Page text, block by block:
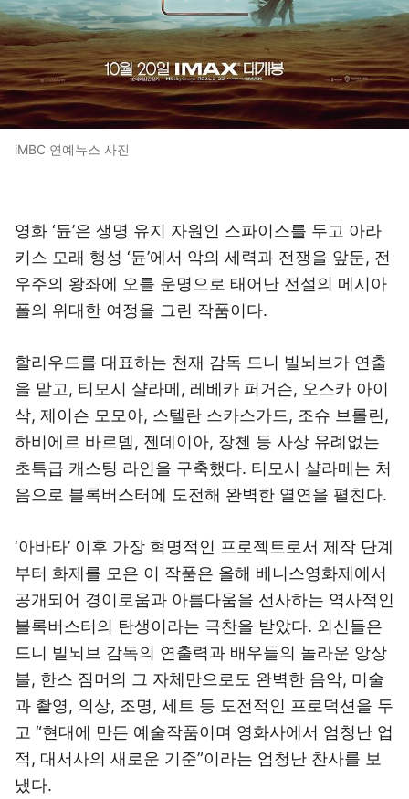
iMBC 연예뉴스 사진
영화 ‘듄’은 생명 유지 자원인 스파이스를 두고 아라
키스 모래 행성 ‘듄’에서 악의 세력과 전쟁을 앞둔, 전
우주의 왕좌에 오를 운명으로 태어난 전설의 메시아
폴의 위대한 여정을 그린 작품이다.
할리우드를 대표하는 천재 감독 드니 빌뇌브가 연출
을 맡고, 티모시 샬라메, 레베카 퍼거슨, 오스카 아이
삭, 제이슨 모모아, 스텔란 스카스가드, 조슈 브롤린,
하비에르 바르뎀, 젠데이아, 장첸 등 사상 유례없는
초특급 캐스팅 라인을 구축했다. 티모시 샬라메는 처
음으로 블록버스터에 도전해 완벽한 열연을 펼친다.
‘아바타’ 이후 가장 혁명적인 프로젝트로서 제작 단계
부터 화제를 모은 이 작품은 올해 베니스영화제에서
공개되어 경이로움과 아름다움을 선사하는 역사적인
블록버스터의 탄생이라는 극찬을 받았다. 외신들은
드니 빌뇌브 감독의 연출력과 배우들의 놀라운 앙상
블, 한스 짐머의 그 자체만으로도 완벽한 음악, 미술
과 촬영, 의상, 조명, 세트 등 도전적인 프로덕션을 두
고 “현대에 만든 예술작품이며 영화사에서 엄청난 업
적, 대서사의 새로운 기준”이라는 엄청난 찬사를 보
냈다.